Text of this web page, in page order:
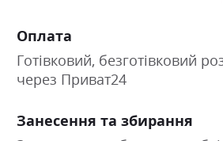
Оплата
Готівковий, безготівковий
через Приват24
Занесення та збирання